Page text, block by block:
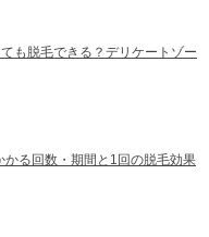
も脱毛できる？デリケートゾー
る回数・期間と1回の脱毛効果